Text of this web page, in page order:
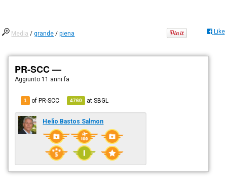
Media /grande /piena Like
PR-SCC —
Aggiunto 11 anni fa
1 of PR-SCC 4760 atSBGL
Helio Bastos Salmon